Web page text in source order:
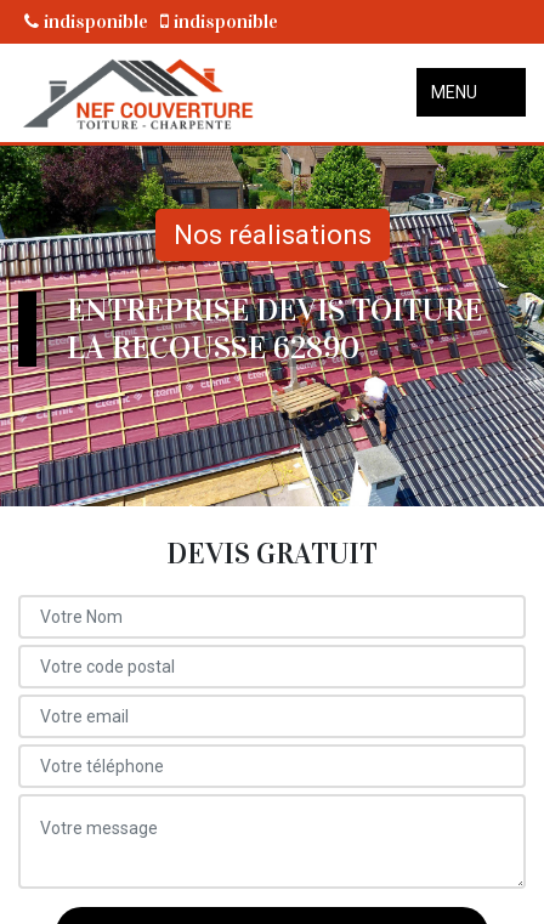
indisponible indisponible
MENU
Nos réalisations
ENTREPRISE DEVIS TOITURE
LA RECOUSSE 62890
DEVIS GRATUIT